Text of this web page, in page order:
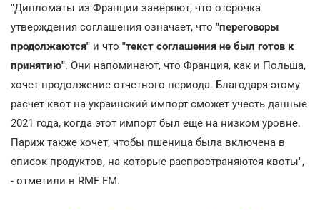
"Дипломаты из Франции заверяют, что отсрочка
утверждения соглашения означает, что "переговоры
продолжаются" и что "текст соглашения не был готов к
принятию". Они напоминают, что Франция, как и Польша,
хочет продолжение отчетного периода. Благодаря этому
расчет квот на украинский импорт сможет учесть данные
2021 года, когда этот импорт был еще на низком уровне.
Париж также хочет, чтобы пшеница была включена в
список продуктов, на которые распространяются квоты",
- отметили в RMF FM.